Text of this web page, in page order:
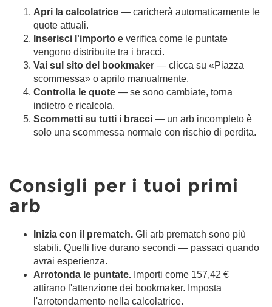
Apri la calcolatrice — caricherà automaticamente le
quote attuali.
Inserisci l'importo e verifica come le puntate
vengono distribuite tra i bracci.
Vai sul sito del bookmaker — clicca su «Piazza
scommessa» o aprilo manualmente.
Controlla le quote — se sono cambiate, torna
indietro e ricalcola.
Scommetti su tutti i bracci — un arb incompleto è
solo una scommessa normale con rischio di perdita.
Consigli per i tuoi primi
arb
Inizia con il prematch. Gli arb prematch sono più
stabili. Quelli live durano secondi — passaci quando
avrai esperienza.
Arrotonda le puntate. Importi come 157,42 €
attirano l'attenzione dei bookmaker. Imposta
l'arrotondamento nella calcolatrice.